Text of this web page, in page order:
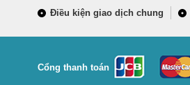
Điều kiện giao dịch chung
Cổng thanh toán